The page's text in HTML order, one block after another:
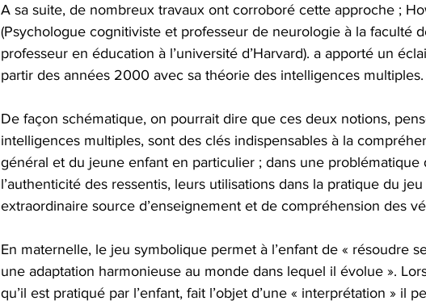
A sa suite, de nombreux travaux ont corroboré cette approche ;
(Psychologue cognitiviste et professeur de neurologie à la faculté
professeur en éducation à l’université d’Harvard). a apporté un
partir des années 2000 avec sa théorie des intelligences multiples.
De façon schématique, on pourrait dire que ces deux notions,
intelligences multiples, sont des clés indispensables à la
général et du jeune enfant en particulier ; dans une problématique
l’authenticité des ressentis, leurs utilisations dans la pratique du
extraordinaire source d’enseignement et de compréhension des
En maternelle, le jeu symbolique permet à l’enfant de « résoudre
une adaptation harmonieuse au monde dans lequel il évolue ».
qu’il est pratiqué par l’enfant, fait l’objet d’une « interprétation » il